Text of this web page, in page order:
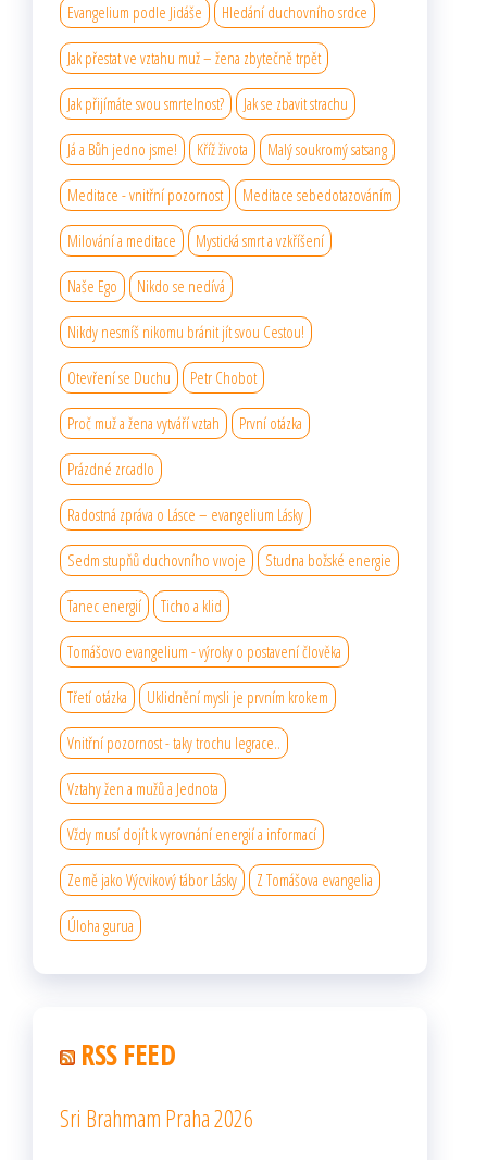
Evangelium podle Jidáše Hledání duchovního srdce
Jak přestat ve vztahu muž – žena zbytečně trpět
Jak přijímáte svou smrtelnost? Jak se zbavit strachu
Já a Bůh jedno jsme! Kříž života Malý soukromý satsang
Meditace - vnitřní pozornost Meditace sebedotazováním
Milování a meditace Mystická smrt a vzkříšení
Naše Ego Nikdo se nedívá
Nikdy nesmíš nikomu bránit jít svou Cestou!
Otevření se Duchu Petr Chobot
Proč muž a žena vytváří vztah První otázka
Prázdné zrcadlo
Radostná zpráva o Lásce – evangelium Lásky
Sedm stupňů duchovního vıvoje Studna božské energie
Tanec energií Ticho a klid
Tomášovo evangelium - výroky o postavení člověka
Třetí otázka Uklidnění mysli je prvním krokem
Vnitřní pozornost - taky trochu legrace..
Vztahy žen a mužů a Jednota
Vždy musí dojít k vyrovnání energií a informací
Země jako Výcvikový tábor Lásky Z Tomášova evangelia
Úloha gurua
RSS FEED
Sri Brahmam Praha 2026